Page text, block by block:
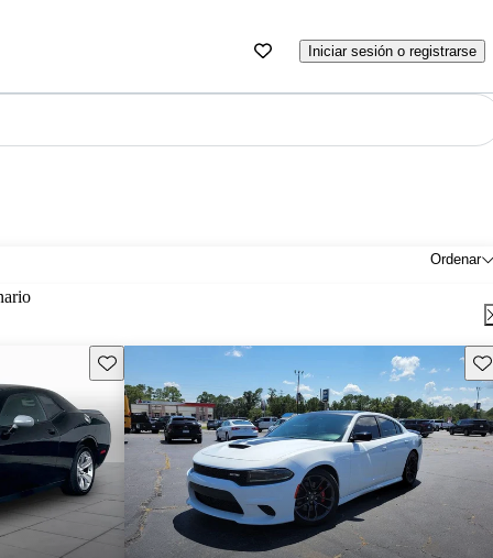
Iniciar sesión o registrarse
Ordenar
Guarda este Aviso